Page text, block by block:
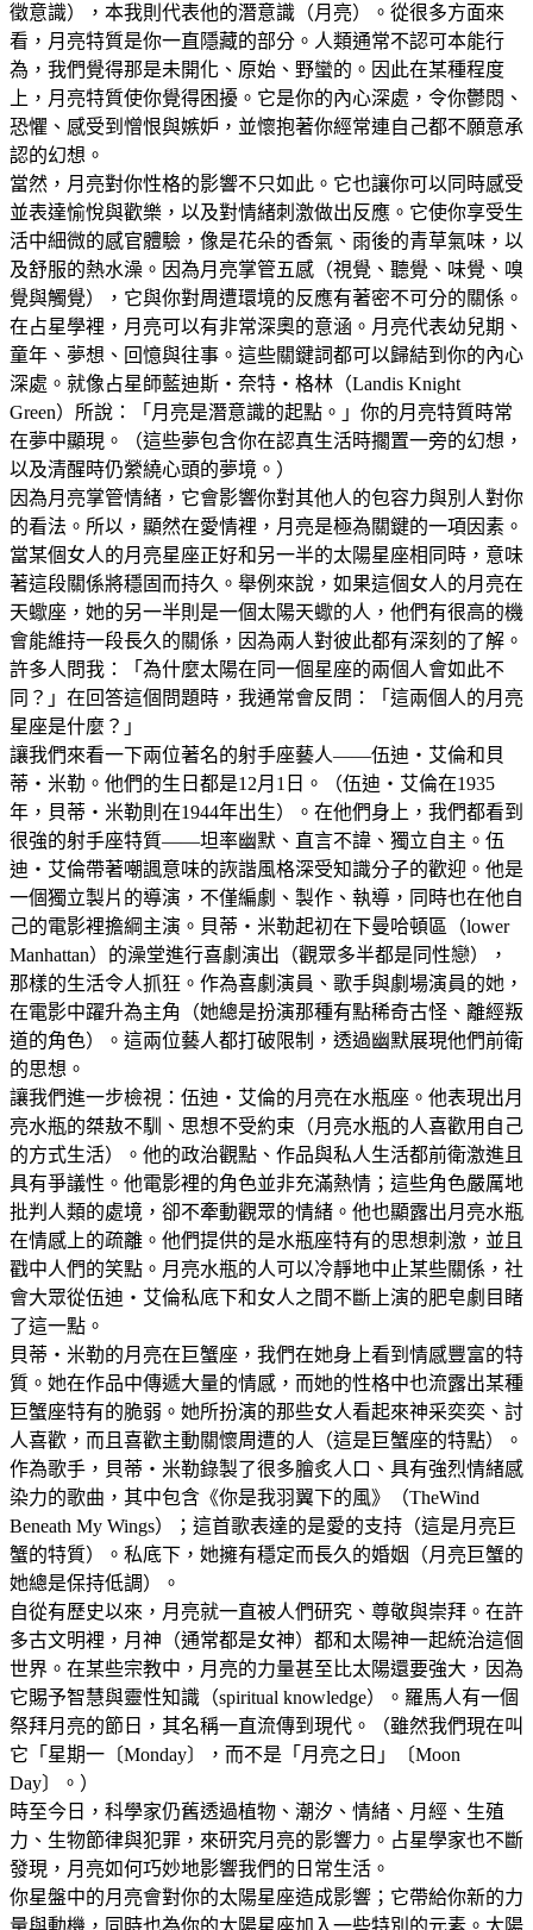
徵意識），本我則代表他的潛意識（月亮）。從很多方面來
看，月亮特質是你一直隱藏的部分。人類通常不認可本能行
為，我們覺得那是未開化、原始、野蠻的。因此在某種程度
上，月亮特質使你覺得困擾。它是你的內心深處，令你鬱悶、
恐懼、感受到憎恨與嫉妒，並懷抱著你經常連自己都不願意承
認的幻想。
當然，月亮對你性格的影響不只如此。它也讓你可以同時感受
並表達愉悅與歡樂，以及對情緒刺激做出反應。它使你享受生
活中細微的感官體驗，像是花朵的香氣、雨後的青草氣味，以
及舒服的熱水澡。因為月亮掌管五感（視覺、聽覺、味覺、嗅
覺與觸覺），它與你對周遭環境的反應有著密不可分的關係。
在占星學裡，月亮可以有非常深奧的意涵。月亮代表幼兒期、
童年、夢想、回憶與往事。這些關鍵詞都可以歸結到你的內心
深處。就像占星師藍迪斯‧奈特‧格林（Landis Knight
Green）所說：「月亮是潛意識的起點。」你的月亮特質時常
在夢中顯現。（這些夢包含你在認真生活時擱置一旁的幻想，
以及清醒時仍縈繞心頭的夢境。）
因為月亮掌管情緒，它會影響你對其他人的包容力與別人對你
的看法。所以，顯然在愛情裡，月亮是極為關鍵的一項因素。
當某個女人的月亮星座正好和另一半的太陽星座相同時，意味
著這段關係將穩固而持久。舉例來說，如果這個女人的月亮在
天蠍座，她的另一半則是一個太陽天蠍的人，他們有很高的機
會能維持一段長久的關係，因為兩人對彼此都有深刻的了解。
許多人問我：「為什麼太陽在同一個星座的兩個人會如此不
同？」在回答這個問題時，我通常會反問：「這兩個人的月亮
星座是什麼？」
讓我們來看一下兩位著名的射手座藝人——伍迪‧艾倫和貝
蒂‧米勒。他們的生日都是12月1日。（伍迪‧艾倫在1935
年，貝蒂‧米勒則在1944年出生）。在他們身上，我們都看到
很強的射手座特質——坦率幽默、直言不諱、獨立自主。伍
迪‧艾倫帶著嘲諷意味的詼諧風格深受知識分子的歡迎。他是
一個獨立製片的導演，不僅編劇、製作、執導，同時也在他自
己的電影裡擔綱主演。貝蒂‧米勒起初在下曼哈頓區（lower
Manhattan）的澡堂進行喜劇演出（觀眾多半都是同性戀），
那樣的生活令人抓狂。作為喜劇演員、歌手與劇場演員的她，
在電影中躍升為主角（她總是扮演那種有點稀奇古怪、離經叛
道的角色）。這兩位藝人都打破限制，透過幽默展現他們前衛
的思想。
讓我們進一步檢視：伍迪‧艾倫的月亮在水瓶座。他表現出月
亮水瓶的桀敖不馴、思想不受約束（月亮水瓶的人喜歡用自己
的方式生活）。他的政治觀點、作品與私人生活都前衛激進且
具有爭議性。他電影裡的角色並非充滿熱情；這些角色嚴厲地
批判人類的處境，卻不牽動觀眾的情緒。他也顯露出月亮水瓶
在情感上的疏離。他們提供的是水瓶座特有的思想刺激，並且
戳中人們的笑點。月亮水瓶的人可以冷靜地中止某些關係，社
會大眾從伍迪‧艾倫私底下和女人之間不斷上演的肥皂劇目睹
了這一點。
貝蒂‧米勒的月亮在巨蟹座，我們在她身上看到情感豐富的特
質。她在作品中傳遞大量的情感，而她的性格中也流露出某種
巨蟹座特有的脆弱。她所扮演的那些女人看起來神采奕奕、討
人喜歡，而且喜歡主動關懷周遭的人（這是巨蟹座的特點）。
作為歌手，貝蒂‧米勒錄製了很多膾炙人口、具有強烈情緒感
染力的歌曲，其中包含《你是我羽翼下的風》（TheWind
Beneath My Wings）；這首歌表達的是愛的支持（這是月亮巨
蟹的特質）。私底下，她擁有穩定而長久的婚姻（月亮巨蟹的
她總是保持低調）。
自從有歷史以來，月亮就一直被人們研究、尊敬與崇拜。在許
多古文明裡，月神（通常都是女神）都和太陽神一起統治這個
世界。在某些宗教中，月亮的力量甚至比太陽還要強大，因為
它賜予智慧與靈性知識（spiritual knowledge）。羅馬人有一個
祭拜月亮的節日，其名稱一直流傳到現代。（雖然我們現在叫
它「星期一〔Monday〕，而不是「月亮之日」〔Moon
Day〕。）
時至今日，科學家仍舊透過植物、潮汐、情緒、月經、生殖
力、生物節律與犯罪，來研究月亮的影響力。占星學家也不斷
發現，月亮如何巧妙地影響我們的日常生活。
你星盤中的月亮會對你的太陽星座造成影響；它帶給你新的力
量與動機，同時也為你的太陽星座加入一些特別的元素。太陽